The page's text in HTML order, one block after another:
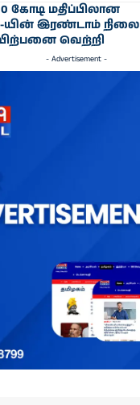
கோடி மதிப்பிலான
​யின் இரண்​டாம் நிலை
வெற்றி
- Advertisement -